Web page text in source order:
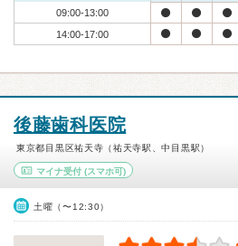
09:00-13:00
14:00-17:00
後藤歯科医院
東京都目黒区祐天寺（祐天寺駅、中目黒駅）
マイナ受付 (スマホ可)
土曜（〜12:30）